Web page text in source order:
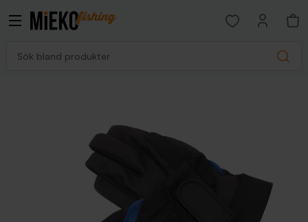
Search
Open favorites